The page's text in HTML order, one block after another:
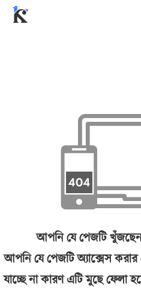
আপনি যে পেজটি খুঁজছেন
আপনি যে পেজটি অ্যাক্সেস করার
যাচ্ছে না কারণ এটি মুছে ফেলা